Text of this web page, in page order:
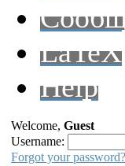
LaTeX
Help
Welcome, Guest
Username:
Forgot your password?